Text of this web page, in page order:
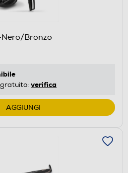
Nero/Bronzo
verifica
AGGIUNGI